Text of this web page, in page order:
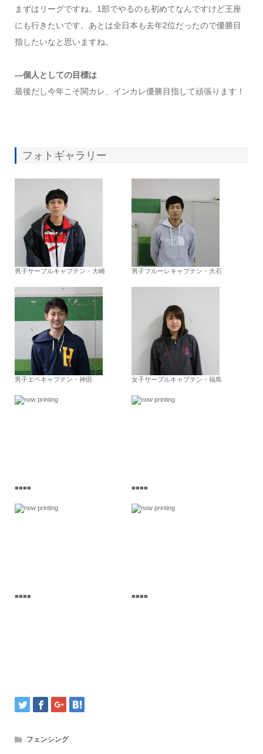
まずはリーグですね。1部でやるのも初めてなんですけど王座
にも行きたいです。あとは全日本も去年2位だったので優勝目
指したいなと思いますね。
—個人としての目標は
最後だし今年こそ関カレ、インカレ優勝目指して頑張ります！
フォトギャラリー
男子サーブルキャプテン・大崎 男子フルーレキャプテン・大石
男子エペキャプテン・神田 女子サーブルキャプテン・福島
■■■■ ■■■■
■■■■ ■■■■
フェンシング